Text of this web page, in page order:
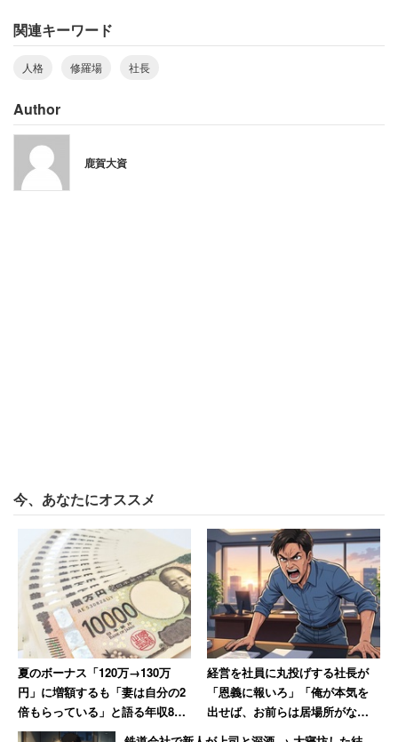
せつけられゾッとしました」と書いている。
「自身が購読した本の御託を並べる」
「私の元上司は、何でも1番じゃないと気が済まない」と
語るのは、大阪府の30代女性（正社員／年収500万円）。
を並べたり」
そんな上司に嫌気が差した女性は、自身の目標であった
「人事のスペシャリスト」というキャリアパスの道を断
念。現在は別部署に異動しており「あんな奴を役員にする
会社は辞めようと思っています」と綴っている。
関連キーワード
人格 修羅場 社長
Author
鹿賀大資
今、あなたにオススメ
夏のボーナス「120万→130万
円」に増額するも「妻は自分の2
倍もらっている」と語る年収850
万円の30代男性
経営を社員に丸投げする社長が
「恩義に報いろ」「俺が本気を
出せば、お前らは居場所がなく
なる」発言 激怒した男性、社